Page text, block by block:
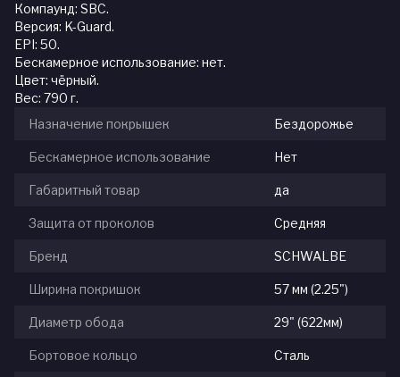
Компаунд: SBC.
Версия: K-Guard.
EPI: 50.
Бескамерное использование: нет.
Цвет: чёрный.
Вес: 790 г.
Назначение покрышек
Бездорожье
Бескамерное использование Нет
Габаритный товар да
Защита от проколов Средняя
Бренд SCHWALBE
Ширина покришок 57 мм (2.25")
Диаметр обода 29" (622мм)
Бортовое кольцо Сталь